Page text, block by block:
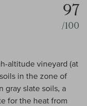
97
/100
altitude vineyard (at
in the zone of
gray slate soils, a
for the heat from